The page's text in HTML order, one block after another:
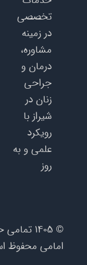
تخصصی
در زمینه
مشاوره،
درمان و
جراحی
زنان در
شیراز با
رویکرد
علمی و به‌
روز
©۱۴۰۵ تمامی
امامی محفوظ